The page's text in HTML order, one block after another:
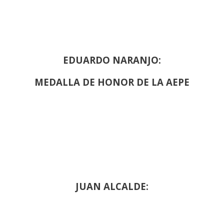
EDUARDO NARANJO:
MEDALLA DE HONOR DE LA AEPE
JUAN ALCALDE: